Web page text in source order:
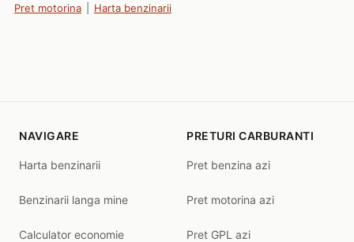
Pret motorina Harta benzinarii
NAVIGARE
Harta benzinarii
Benzinarii langa mine
Calculator economie
PRETURI CARBURANTI
Pret benzina azi
Pret motorina azi
Pret GPL azi